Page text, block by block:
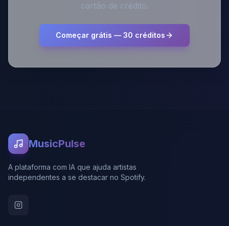
cartão de crédito.
Começar grátis — 30 créditos
MusicPulse
A plataforma com IA que ajuda artistas
independentes a se destacar no Spotify.